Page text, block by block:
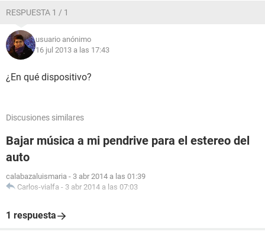
RESPUESTA 1 / 1
usuario anónimo
16 jul 2013 a las 17:43
¿En qué dispositivo?
Discusiones similares
Bajar música a mi pendrive para el estereo del
auto
calabazaluismaria - 3 abr 2014 a las 01:39
Carlos-vialfa - 3 abr 2014 a las 07:03
1 respuesta